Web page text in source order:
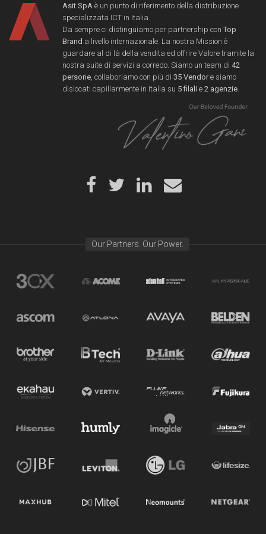
Asit SpA è un punto di riferimento della distribuzione
specializzata ICT in Italia.
Da sempre ci distinguiamo per partnership con Top
Brand a livello internazionale. La nostra Mission è
guardare al di là della vendita ed offrire Valore tramite la
nostra suite di servizi a corredo. Siamo un team di 42
persone , collaboriamo con più di 35 Vendore siamo
dislocati capillarmente in Italia su 5 filali e 2 agenzie